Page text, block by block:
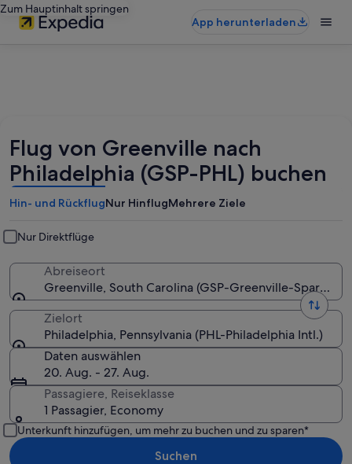
Zum Hauptinhalt springen
App herunterladen
Flug von Greenville nach
Philadelphia (GSP-PHL) buchen
Hin- und RückflugNur HinflugMehrere Ziele
Nur Direktflüge
Abreiseort
Greenville, South Carolina (GSP-Greenville-
Zielort
Philadelphia, Pennsylvania (PHL-Philadelphia Intl.)
Daten auswählen
20. Aug. - 27. Aug.
Passagiere, Reiseklasse
1 Passagier, Economy
Unterkunft hinzufügen, um mehr zu buchen und zu sparen*
Suchen